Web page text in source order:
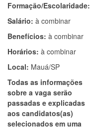
Formação/Escolaridade:
Salário: à combinar
Benefícios: à combinar
Horários: à combinar
Local: Mauá/SP
Todas as informações
sobre a vaga serão
passadas e explicadas
aos candidatos(as)
selecionados em uma